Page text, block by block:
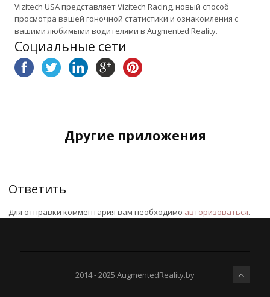
Vizitech USA представляет Vizitech Racing, новый способ
просмотра вашей гоночной статистики и ознакомления с
вашими любимыми водителями в Augmented Reality.
Социальные сети
Другие приложения
Ответить
Для отправки комментария вам необходимо авторизоваться.
2014 - 2025 AugmentedReality.by